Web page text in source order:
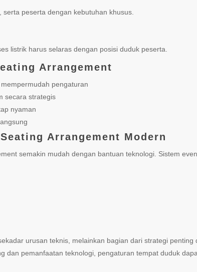
serta peserta dengan kebutuhan khusus.
listrik harus selaras dengan posisi duduk peserta.
Arrangement
pengaturan
secara strategis
nyaman
Arrangement Modern
semakin mudah dengan bantuan teknologi. Sistem
urusan teknis, melainkan bagian dari strategi
dan pemanfaatan teknologi, pengaturan tempat duduk